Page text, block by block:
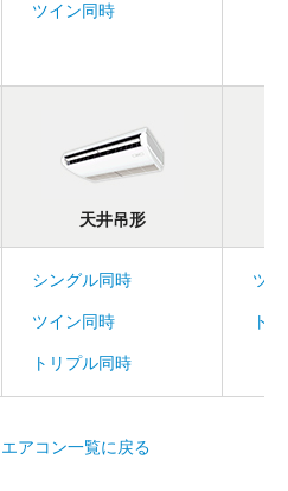
ツイン同時
天井吊形
シングル同時
ツイン同時
トリプル同時
ツ
ト
アコン一覧に戻る